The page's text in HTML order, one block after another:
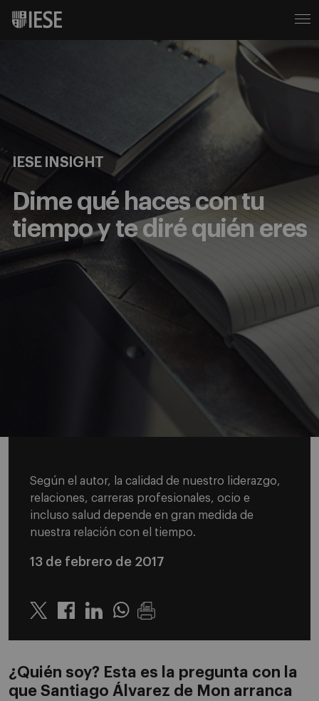
IESE INSIGHT
Dime qué haces con tu
tiempo y te diré quién eres
Según el autor, la calidad de nuestro liderazgo,
relaciones, carreras profesionales, ocio e
incluso salud depende en gran medida de
nuestra relación con el tiempo.
13 de febrero de 2017
Twitter LinkedinWhatsapp
¿Quién soy? Esta es la pregunta con la
que Santiago Álvarez de Mon arranca